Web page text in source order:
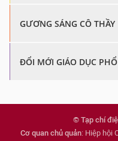
GƯƠNG SÁNG CÔ THẦY
ĐỔI MỚI GIÁO DỤC
© Tạp chí
Cơ quan chủ quản: Hiệp hội